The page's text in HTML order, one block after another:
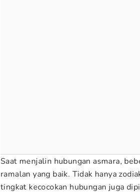
Saat menjalin hubungan asmara,
ramalan yang baik. Tidak hanya
tingkat kecocokan hubungan juga